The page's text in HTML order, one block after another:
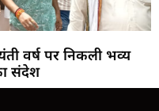
वर्ष पर निकली भव्य
संदेश